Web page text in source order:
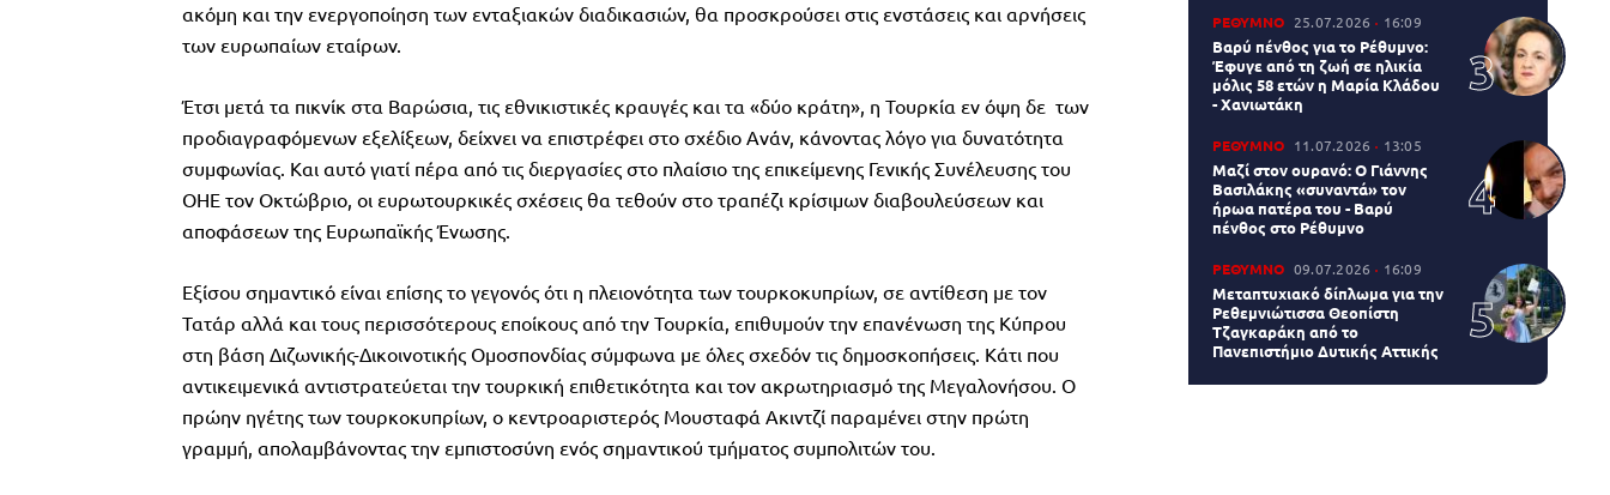
ακόμη και την ενεργοποίηση των ενταξιακών διαδικασιών, θα προσκρούσει στις ενστάσεις και αρνήσεις
των ευρωπαίων εταίρων.
Έτσι μετά τα πικνίκ στα Βαρώσια, τις εθνικιστικές κραυγές και τα «δύο κράτη», η Τουρκία εν όψη δε των
προδιαγραφόμενων εξελίξεων, δείχνει να επιστρέφει στο σχέδιο Ανάν, κάνοντας λόγο για δυνατότητα
συμφωνίας. Και αυτό γιατί πέρα από τις διεργασίες στο πλαίσιο της επικείμενης Γενικής Συνέλευσης του
ΟΗΕ τον Οκτώβριο, οι ευρωτουρκικές σχέσεις θα τεθούν στο τραπέζι κρίσιμων διαβουλεύσεων και
αποφάσεων της Ευρωπαϊκής Ένωσης.
Εξίσου σημαντικό είναι επίσης το γεγονός ότι η πλειονότητα των τουρκοκυπρίων, σε αντίθεση με τον
Τατάρ αλλά και τους περισσότερους εποίκους από την Τουρκία, επιθυμούν την επανένωση της Κύπρου
στη βάση Διζωνικής-Δικοινοτικής Ομοσπονδίας σύμφωνα με όλες σχεδόν τις δημοσκοπήσεις. Κάτι που
αντικειμενικά αντιστρατεύεται την τουρκική επιθετικότητα και τον ακρωτηριασμό της Μεγαλονήσου. Ο
πρώην ηγέτης των τουρκοκυπρίων, ο κεντροαριστερός Μουσταφά Ακιντζί παραμένει στην πρώτη
γραμμή, απολαμβάνοντας την εμπιστοσύνη ενός σημαντικού τμήματος συμπολιτών του.
ΡΕΘΥΜΝΟ 25.07.2026 16:09
Βαρύ πένθος για το Ρέθυμνο:
Έφυγε από τη ζωή σε ηλικία
μόλις 58 ετών η Μαρία Κλάδου
- Χανιωτάκη
ΡΕΘΥΜΝΟ 11.07.2026 13:05
Μαζί στον ουρανό: Ο Γιάννης
Βασιλάκης «συναντά» τον
ήρωα πατέρα του - Βαρύ
πένθος στο Ρέθυμνο
ΡΕΘΥΜΝΟ 09.07.2026 16:09
Μεταπτυχιακό δίπλωμα για την
Ρεθεμνιώτισσα Θεοπίστη
Τζαγκαράκη από το
Πανεπιστήμιο Δυτικής Αττικής